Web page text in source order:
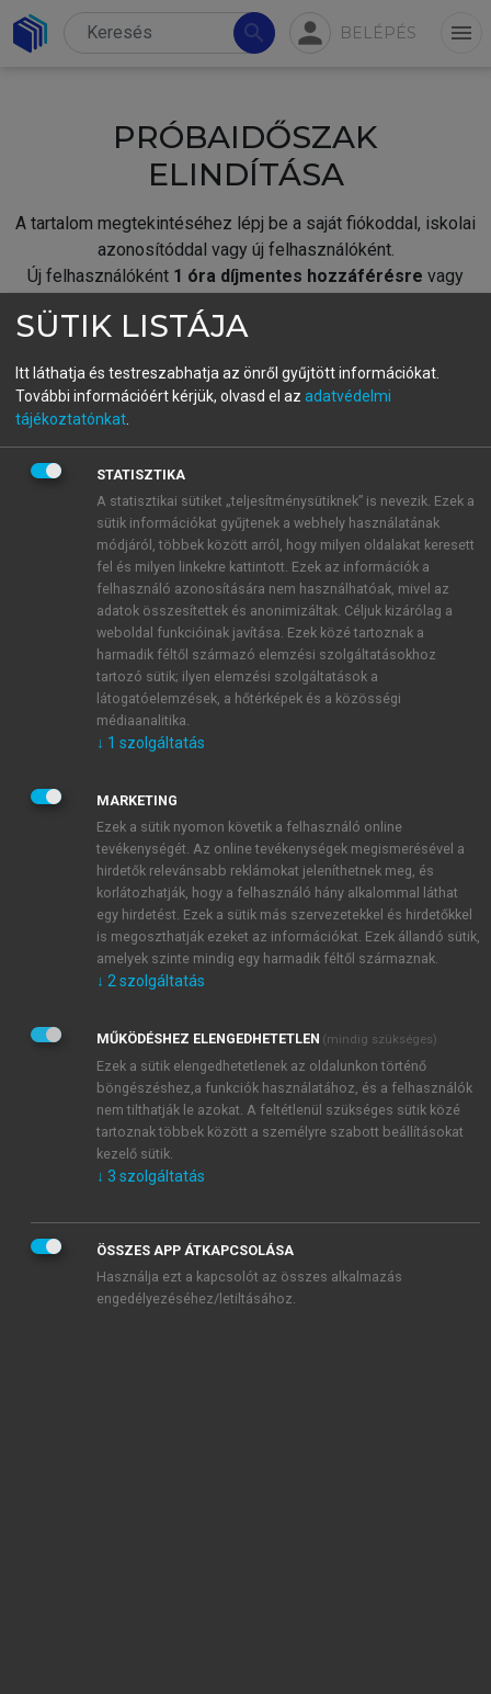
search person BELÉPÉS menu
PRÓBAIDŐSZAK
ELINDÍTÁSA
A tartalom megtekintéséhez lépj be a saját fiókoddal, iskolai
azonosítóddal vagy új felhasználóként.
Új felhasználóként 1 óra díjmentes hozzáférésre vagy
fiókoddal,vagy hozz létre új fiókot.
A regisztráció után apróbaidőszakautomatikusan
BELÉPÉS SAJÁT FIÓKKAL
ÚJ FIÓK LÉTREHOZÁSA
1 óra díjmentes hozzáférés
E-MAIL-CÍM
JELSZÓ
JELSZÓ ÚJRA
Kérek értesítést a MeRSZ újdonságairól, akcióiról.
Kérek értesítést az Akadémiai Kiadó Zrt. újdonságairól,
Adatkezelési tájékoztatóbanfoglaltakat tudomásul
veszem és elfogadom.
Általános vásárlási feltételeket, valamint a szotar.netés a
mersz.huoldalak licencszerződéseiben foglaltakat
tudomásul veszem és elfogadom.
KIPRÓBÁLOM
SÜTIK LISTÁJA
Itt láthatja és testreszabhatja az önről gyűjtött információkat.
További információért kérjük, olvasd el az adatvédelmi
tájékoztatónkat
STATISZTIKA
A statisztikai sütiket „teljesítménysütiknek” is nevezik. Ezek a
sütik információkat gyűjtenek a webhely használatának
módjáról, többek között arról, hogy milyen oldalakat keresett
fel és milyen linkekre kattintott. Ezek az információk a
felhasználó azonosítására nem használhatóak, mivel az
adatok összesítettek és anonimizáltak. Céljuk kizárólag a
weboldal funkcióinak javítása. Ezek közé tartoznak a
harmadik féltől származó elemzési szolgáltatásokhoz
tartozó sütik; ilyen elemzési szolgáltatások a
látogatóelemzések, a hőtérképek és a közösségi
médiaanalitika.
↓ 1 szolgáltatás
MARKETING
Ezek a sütik nyomon követik a felhasználó online
tevékenységét. Az online tevékenységek megismerésével a
hirdetők relevánsabb reklámokat jeleníthetnek meg, és
korlátozhatják, hogy a felhasználó hány alkalommal láthat
egy hirdetést. Ezek a sütik más szervezetekkel és hirdetőkkel
is megoszthatják ezeket az információkat. Ezek állandó sütik,
amelyek szinte mindig egy harmadik féltől származnak.
↓ 2 szolgáltatás
MŰKÖDÉSHEZ ELENGEDHETETLEN (mindig szükséges)
Ezek a sütik elengedhetetlenek az oldalunkon történő
böngészéshez,a funkciók használatához, és a felhasználók
nem tilthatják le azokat. A feltétlenül szükséges sütik közé
tartoznak többek között a személyre szabott beállításokat
kezelő sütik.
↓ 3 szolgáltatás
ÖSSZES APP ÁTKAPCSOLÁSA
Használja ezt a kapcsolót az összes alkalmazás
engedélyezéséhez/letiltásához.